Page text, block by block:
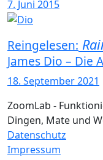
7. Juni 2015
Reingelesen:
James Dio – Die
18. September 2021
ZoomLab -
Dingen, Mate und
Datenschutz
Impressum